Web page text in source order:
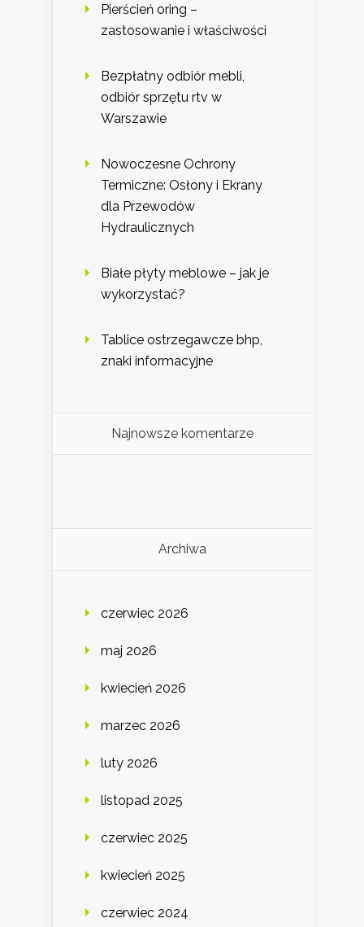
Pierścień oring –
zastosowanie i właściwości
Bezpłatny odbiór mebli,
odbiór sprzętu rtv w
Warszawie
Nowoczesne Ochrony
Termiczne: Osłony i Ekrany
dla Przewodów
Hydraulicznych
Białe płyty meblowe – jak je
wykorzystać?
Tablice ostrzegawcze bhp,
znaki informacyjne
Najnowsze komentarze
Archiwa
czerwiec 2026
maj 2026
kwiecień 2026
marzec 2026
luty 2026
listopad 2025
czerwiec 2025
kwiecień 2025
czerwiec 2024